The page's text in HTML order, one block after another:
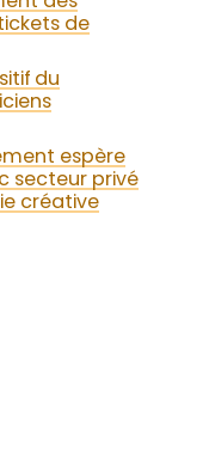
de
du
espère
secteur privé
créative